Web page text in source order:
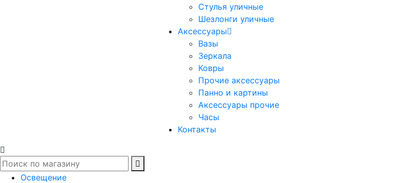
Стулья уличные
Шезлонги уличные
Аксессуары
Вазы
Зеркала
Ковры
Прочие аксессуары
Панно и картины
Аксессуары прочие
Часы
Контакты
Освещение